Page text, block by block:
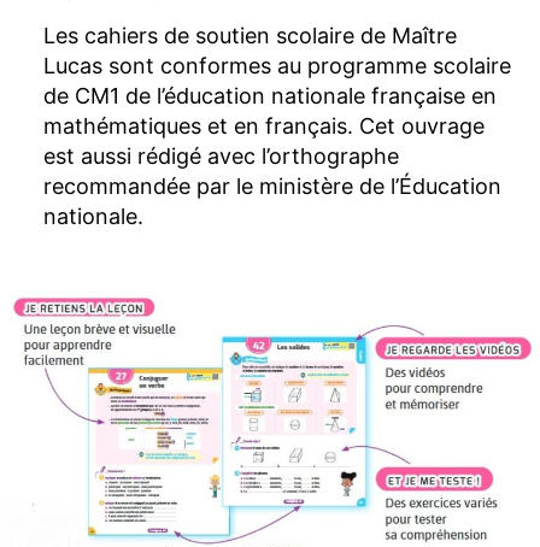
Les cahiers de soutien scolaire de Maître
Lucas sont conformes au programme scolaire
de CM1 de l’éducation nationale française en
mathématiques et en français. Cet ouvrage
est aussi rédigé avec l’orthographe
recommandée par le ministère de l’Éducation
nationale.